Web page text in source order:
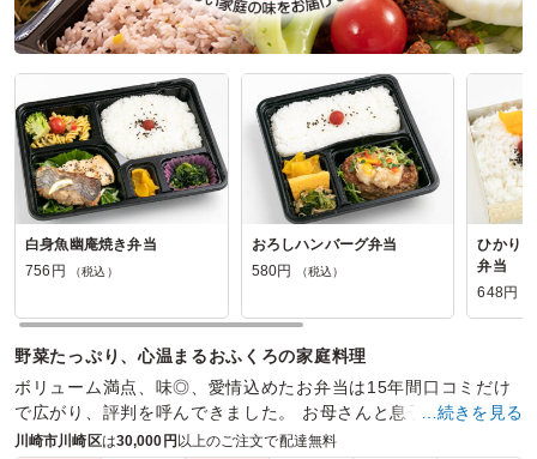
白身魚幽庵焼き弁当
756円
（税込）
おろしハンバーグ弁当
580円
（税込）
ひかり
弁当
648円
野菜たっぷり、心温まるおふくろの家庭料理
ボリューム満点、味◎、愛情込めたお弁当は15年間口コミだけ
で広がり、評判を呼んできました。 お母さんと息子、嫁の3人
で本物の家庭の味をお届けいたします。
…続きを見る
川崎市川崎区は30,000円 以上のご注文で配達無料